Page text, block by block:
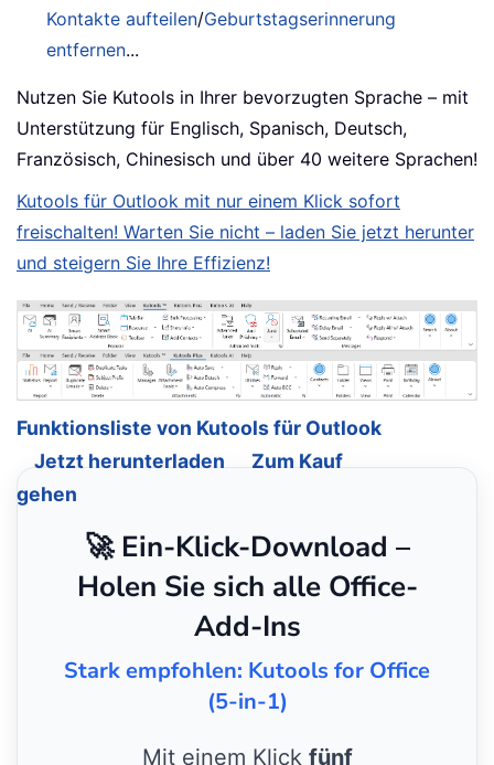
Kontakte aufteilen/Geburtstagserinnerung
entfernen...
Nutzen Sie Kutools in Ihrer bevorzugten Sprache – mit
Unterstützung für Englisch, Spanisch, Deutsch,
Französisch, Chinesisch und über 40 weitere Sprachen!
Kutools für Outlook mit nur einem Klick sofort
freischalten! Warten Sie nicht – laden Sie jetzt herunter
und steigern Sie Ihre Effizienz!
Funktionsliste von Kutools für Outlook
Jetzt herunterladen
Zum Kauf
gehen
🚀 Ein-Klick-Download –
Holen Sie sich alle Office-
Add-Ins
Stark empfohlen: Kutools for Office
(5-in-1)
Mit einem Klick fünf